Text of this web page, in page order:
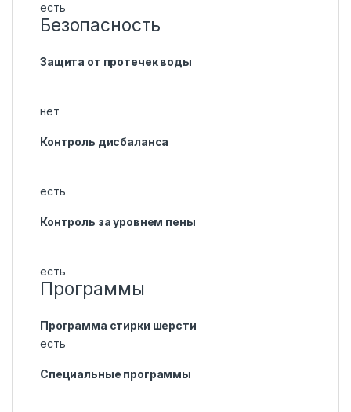
есть
Безопасность
Защита от протечек воды
нет
Контроль дисбаланса
есть
Контроль за уровнем пены
есть
Программы
Программа стирки шерсти
есть
Специальные программы